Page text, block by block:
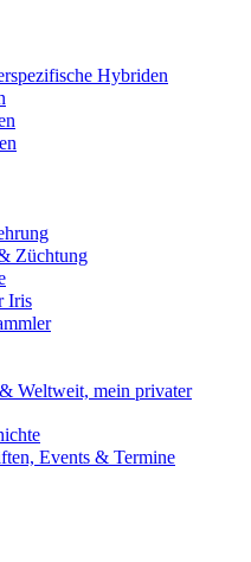
Hybriden
Züchtung
Iris
Weltweit, mein privater
Events & Termine